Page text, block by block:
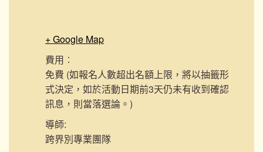
+ Google Map
費用︰
免費 (如報名人數超出名額上限，將以抽籤形
式決定，如於活動日期前3天仍未有收到確認
訊息，則當落選論。)
導師:
跨界別專業團隊